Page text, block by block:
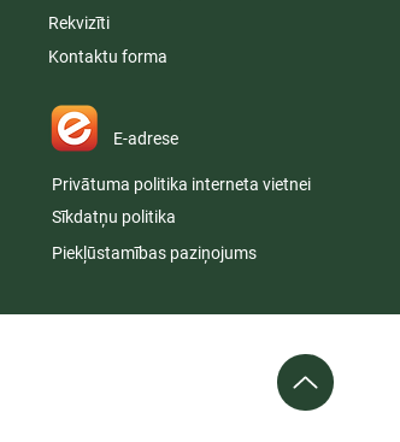
Rekvizīti
Kontaktu forma
E-adrese
Privātuma politika interneta vietnei
Sīkdatņu politika
Piekļūstamības paziņojums